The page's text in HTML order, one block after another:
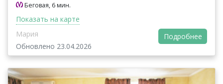
Беговая, 6 мин.
Показать на карте
Мария
Обновлено 23.04.2026
Подробнее